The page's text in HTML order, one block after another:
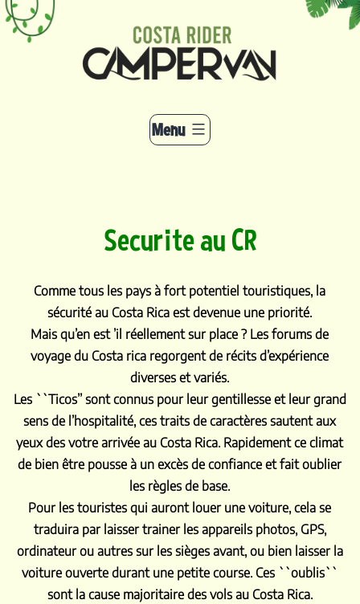
contenu
Menu
Securite au CR
Comme tous les pays à fort potentiel touristiques, la
sécurité au Costa Rica est devenue une priorité.
Mais qu’en est ’il réellement sur place ? Les forums de
voyage du Costa rica regorgent de récits d’expérience
diverses et variés.
Les ``Ticos’’ sont connus pour leur gentillesse et leur grand
sens de l’hospitalité, ces traits de caractères sautent aux
yeux des votre arrivée au Costa Rica. Rapidement ce climat
de bien être pousse à un excès de confiance et fait oublier
les règles de base.
Pour les touristes qui auront louer une voiture, cela se
traduira par laisser trainer les appareils photos, GPS,
ordinateur ou autres sur les sièges avant, ou bien laisser la
voiture ouverte durant une petite course. Ces ``oublis``
sont la cause majoritaire des vols au Costa Rica.